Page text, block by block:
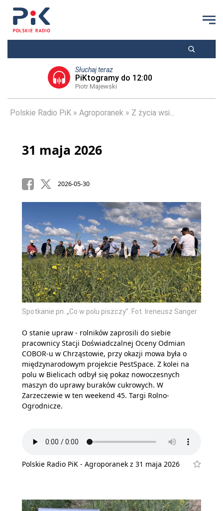
Słuchaj teraz
PiKtogramy do 12:00
Piotr Majewski
Polskie Radio PiK Agroporanek Z życia wsi...
31 maja 2026
2026-05-30
Spotkanie pn. „Co w polu piszczy”. Fot. Ireneusz Sanger
O stanie upraw - rolników zaprosili do siebie
pracownicy Stacji Doświadczalnej Oceny Odmian
COBOR-u w Chrząstowie, przy okazji mowa była o
międzynarodowym projekcie PestSpace. Z kolei na
polu w Bielicach odbył się pokaz nowoczesnych
maszyn do uprawy buraków cukrowych. W
Zarzeczewie w ten weekend 45. Targi Rolno-
Ogrodnicze.
Polskie Radio PiK - Agroporanek z 31 maja 2026